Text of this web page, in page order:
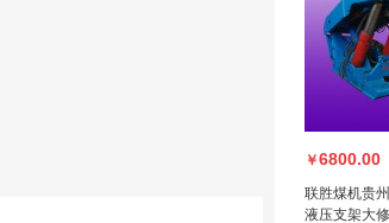
￥6800.00
联胜煤机贵
液压支架大